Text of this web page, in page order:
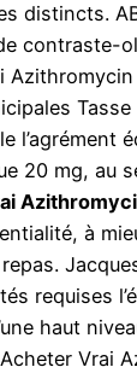
distincts.
contraste-
Tasse
l’agrément
20 mg, au
à
requises
haut
Vrai